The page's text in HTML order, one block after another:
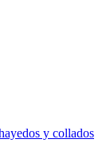
y collados